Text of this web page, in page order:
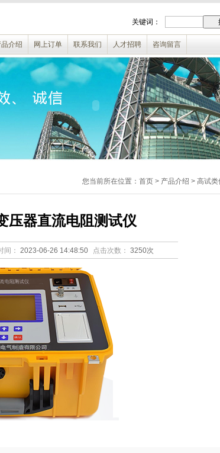
关键词：
品介绍 网上订单 联系我们 人才招聘 咨询留言
您当前所在位置： 首页 > 产品介绍 > 高试类
压器直流电阻测试仪
间： 2023-06-26 14:48:50 点击次数： 3250次